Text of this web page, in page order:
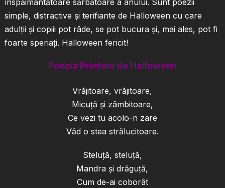
înspăimântătoare sărbătoare a anului. Sunt poezii
simple, distractive și terifiante de Halloween cu care
adulții și copiii pot râde, se pot bucura și, mai ales, pot fi
foarte speriați. Halloween fericit!
Poezia Prieteni de Halloween
Vrăjitoare, vrăjitoare,
Micuță și zâmbitoare,
Ce vezi tu acolo-n zare
Văd o stea strălucitoare.
Steluță, steluță,
Mandra și drăguță,
Cum de-ai coborât